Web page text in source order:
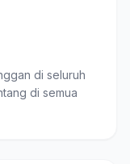
di seluruh
di semua